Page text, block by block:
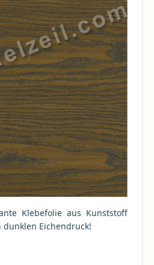
Klebefolie aus Kunststoff
Eichendruck!